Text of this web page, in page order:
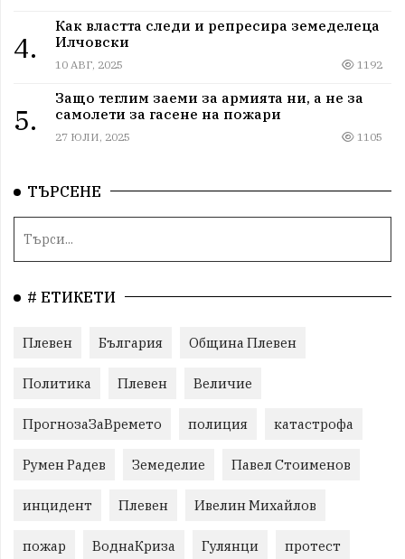
4.
Как властта следи и репресира земеделеца
Илчовски
10 АВГ, 2025 1192
5.
Защо теглим заеми за армията ни, а не за
самолети за гасене на пожари
27 ЮЛИ, 2025 1105
ТЪРСЕНЕ
# ЕТИКЕТИ
Плевен България Община Плевен
Политика Плевен Величие
ПрогнозаЗаВремето полиция катастрофа
Румен Радев Земеделие Павел Стоименов
инцидент Плевен Ивелин Михайлов
пожар ВоднаКриза Гулянци протест